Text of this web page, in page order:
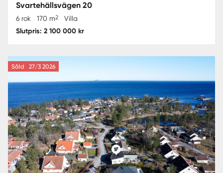
Svartehällsvägen 20
6 rok 170 m2 Villa
Slutpris: 2 100 000 kr
Såld 27/3 2026